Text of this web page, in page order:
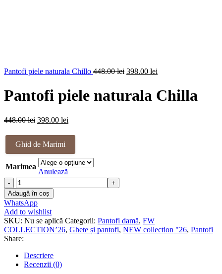
Pantofi piele naturala Chillo 448.00lei Prețul
fost:
398.00 lei
este:
398.00 lei.
Pantofi piele naturala Chilla
448.00lei Prețul
a
fost:
448.00 lei.
398.00 lei
este:
Ghid de Marimi
Marimea
Anulează
Cantitate
Pantofi
piele
naturala
Chilla
Adaugă în coș
WhatsApp
Add to wishlist
SKU: Nu se aplică Categorii: Pantofi damă, FW
COLLECTION’26, Ghete și pantofi, NEW collection "26, Pantofi
Share:
Descriere
Recenzii (0)